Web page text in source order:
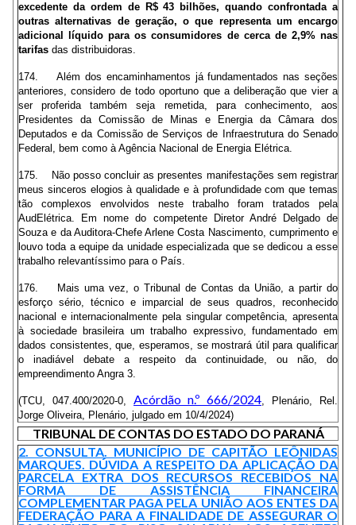
excedente da ordem de R$ 43 bilhões, quando confrontada a
outras alternativas de geração, o que representa um encargo
adicional líquido para os consumidores de cerca de 2,9% nas
tarifas das distribuidoras.
174. Além dos encaminhamentos já fundamentados nas seções
anteriores, considero de todo oportuno que a deliberação que vier a
ser proferida também seja remetida, para conhecimento, aos
Presidentes da Comissão de Minas e Energia da Câmara dos
Deputados e da Comissão de Serviços de Infraestrutura do Senado
Federal, bem como à Agência Nacional de Energia Elétrica.
175. Não posso concluir as presentes manifestações sem registrar
meus sinceros elogios à qualidade e à profundidade com que temas
tão complexos envolvidos neste trabalho foram tratados pela
AudElétrica. Em nome do competente Diretor André Delgado de
Souza e da Auditora-Chefe Arlene Costa Nascimento, cumprimento e
louvo toda a equipe da unidade especializada que se dedicou a esse
trabalho relevantíssimo para o País.
176. Mais uma vez, o Tribunal de Contas da União, a partir do
esforço sério, técnico e imparcial de seus quadros, reconhecido
nacional e internacionalmente pela singular competência, apresenta
à sociedade brasileira um trabalho expressivo, fundamentado em
dados consistentes, que, esperamos, se mostrará útil para qualificar
o inadiável debate a respeito da continuidade, ou não, do
empreendimento Angra 3.
(TCU, 047.400/2020-0, Acórdão n.º 666/2024, Plenário, Rel.
Jorge Oliveira, Plenário, julgado em 10/4/2024)
TRIBUNAL DE CONTAS DO ESTADO DO PARANÁ
2. CONSULTA. MUNICÍPIO DE CAPITÃO LEÔNIDAS
MARQUES. DÚVIDA A RESPEITO DA APLICAÇÃO DA
PARCELA EXTRA DOS RECURSOS RECEBIDOS NA
FORMA DE ASSISTÊNCIA FINANCEIRA
COMPLEMENTAR PAGA PELA UNIÃO AOS ENTES DA
FEDERAÇÃO PARA A FINALIDADE DE ASSEGURAR O